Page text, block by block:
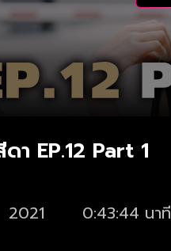
ดา EP.12 Part 1
2021 0:43:44 นาที